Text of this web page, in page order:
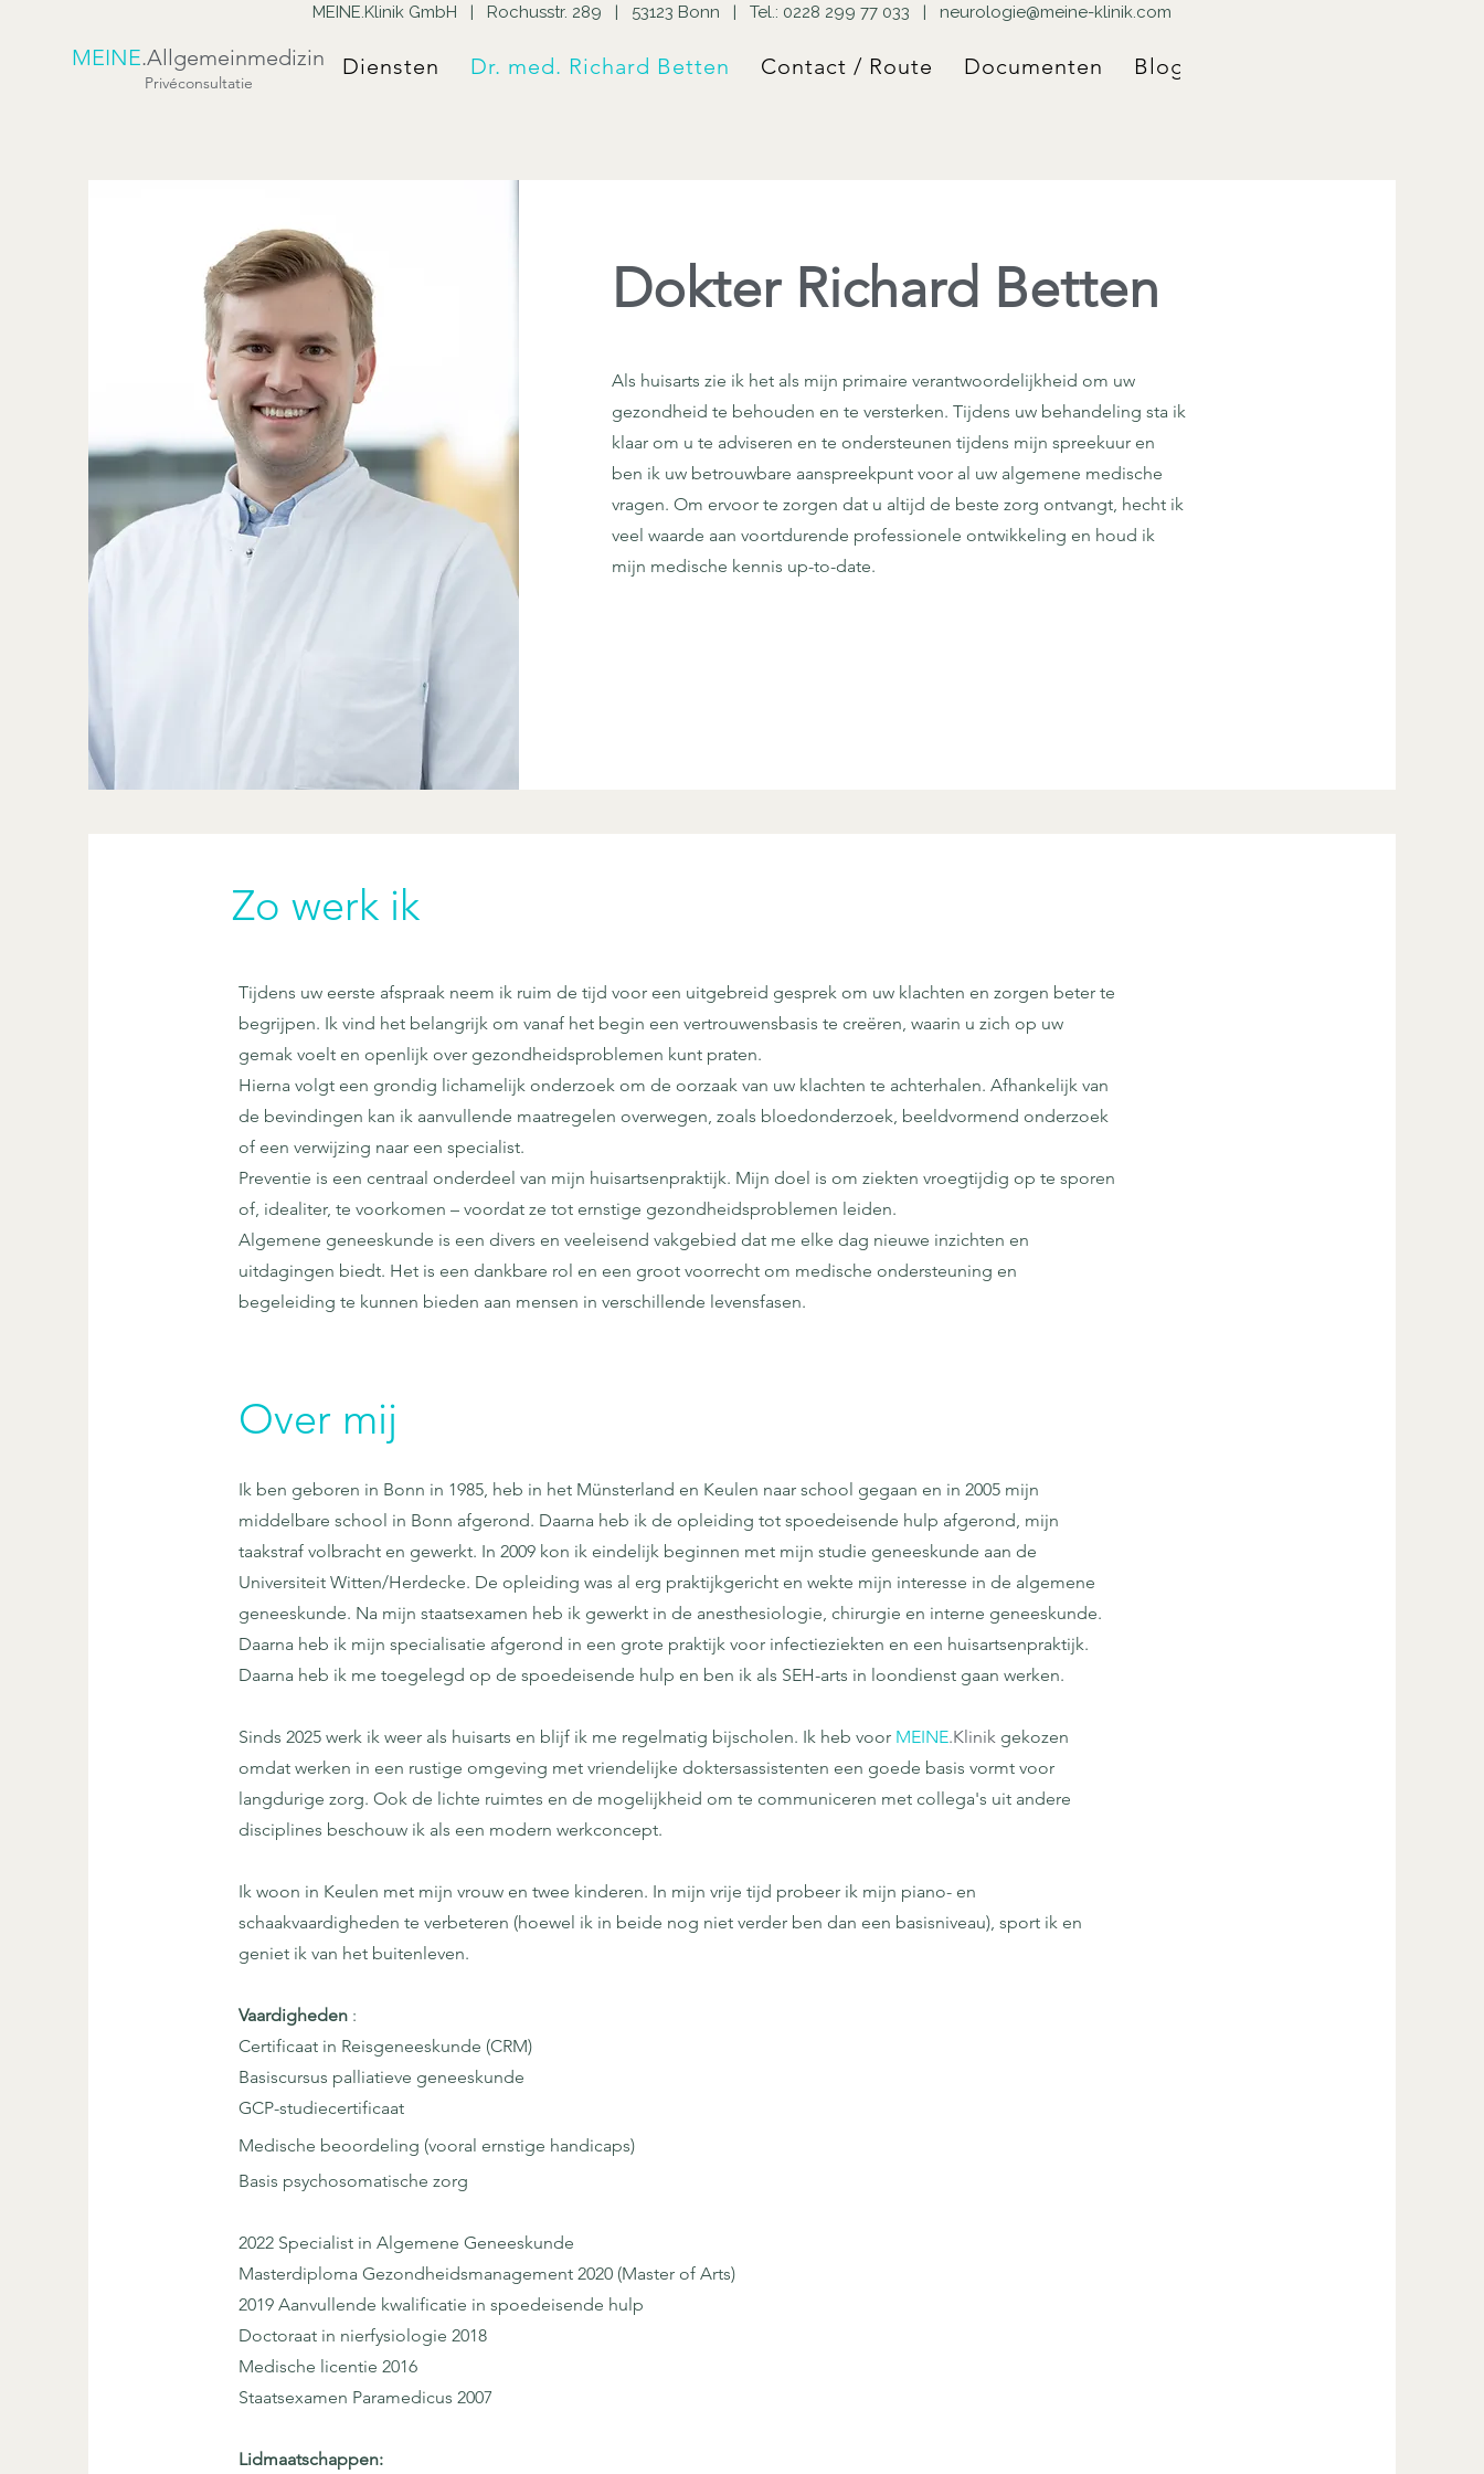
MEINE.Allgemeinmedizin
Privéconsultatie
Diensten Dr. med. Richard Betten Contact / Route Documenten Blog
MEINE.Klinik GmbH | Rochusstr. 289 | 53123 Bonn | Tel.: 0228 299 77 033 | neurologie@meine-klinik.com
Dokter Richard Betten
Als huisarts zie ik het als mijn primaire verantwoordelijkheid om uw
gezondheid te behouden en te versterken. Tijdens uw behandeling sta ik
klaar om u te adviseren en te ondersteunen tijdens mijn spreekuur en
ben ik uw betrouwbare aanspreekpunt voor al uw algemene medische
vragen. Om ervoor te zorgen dat u altijd de beste zorg ontvangt, hecht ik
veel waarde aan voortdurende professionele ontwikkeling en houd ik
mijn medische kennis up-to-date.
Zo werk ik
Tijdens uw eerste afspraak neem ik ruim de tijd voor een uitgebreid gesprek om uw klachten en zorgen beter te
begrijpen. Ik vind het belangrijk om vanaf het begin een vertrouwensbasis te creëren, waarin u zich op uw
gemak voelt en openlijk over gezondheidsproblemen kunt praten.
Hierna volgt een grondig lichamelijk onderzoek om de oorzaak van uw klachten te achterhalen. Afhankelijk van
de bevindingen kan ik aanvullende maatregelen overwegen, zoals bloedonderzoek, beeldvormend onderzoek
of een verwijzing naar een specialist.
Preventie is een centraal onderdeel van mijn huisartsenpraktijk. Mijn doel is om ziekten vroegtijdig op te sporen
of, idealiter, te voorkomen – voordat ze tot ernstige gezondheidsproblemen leiden.
Algemene geneeskunde is een divers en veeleisend vakgebied dat me elke dag nieuwe inzichten en
uitdagingen biedt. Het is een dankbare rol en een groot voorrecht om medische ondersteuning en
begeleiding te kunnen bieden aan mensen in verschillende levensfasen.
Over mij
Ik ben geboren in Bonn in 1985, heb in het Münsterland en Keulen naar school gegaan en in 2005 mijn
middelbare school in Bonn afgerond. Daarna heb ik de opleiding tot spoedeisende hulp afgerond, mijn
taakstraf volbracht en gewerkt. In 2009 kon ik eindelijk beginnen met mijn studie geneeskunde aan de
Universiteit Witten/Herdecke. De opleiding was al erg praktijkgericht en wekte mijn interesse in de algemene
geneeskunde. Na mijn staatsexamen heb ik gewerkt in de anesthesiologie, chirurgie en interne geneeskunde.
Daarna heb ik mijn specialisatie afgerond in een grote praktijk voor infectieziekten en een huisartsenpraktijk.
Daarna heb ik me toegelegd op de spoedeisende hulp en ben ik als SEH-arts in loondienst gaan werken.
Sinds 2025 werk ik weer als huisarts en blijf ik me regelmatig bijscholen. Ik heb voor MEINE.Klinik gekozen
omdat werken in een rustige omgeving met vriendelijke doktersassistenten een goede basis vormt voor
langdurige zorg. Ook de lichte ruimtes en de mogelijkheid om te communiceren met collega's uit andere
disciplines beschouw ik als een modern werkconcept.
Ik woon in Keulen met mijn vrouw en twee kinderen. In mijn vrije tijd probeer ik mijn piano- en
schaakvaardigheden te verbeteren (hoewel ik in beide nog niet verder ben dan een basisniveau), sport ik en
geniet ik van het buitenleven.
Vaardigheden :
Certificaat in Reisgeneeskunde (CRM)
Basiscursus palliatieve geneeskunde
GCP-studiecertificaat
Medische beoordeling (vooral ernstige handicaps)
Basis psychosomatische zorg
2022 Specialist in Algemene Geneeskunde
Masterdiploma Gezondheidsmanagement 2020 (Master of Arts)
2019 Aanvullende kwalificatie in spoedeisende hulp
Doctoraat in nierfysiologie 2018
Medische licentie 2016
Staatsexamen Paramedicus 2007
Lidmaatschappen: